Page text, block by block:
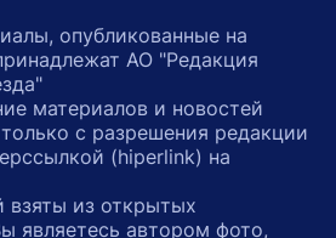
опубликованные на
АО "Редакция
материалов и новостей
с разрешения редакции
(hiperlink) на
взяты из открытых
являетесь автором фото,